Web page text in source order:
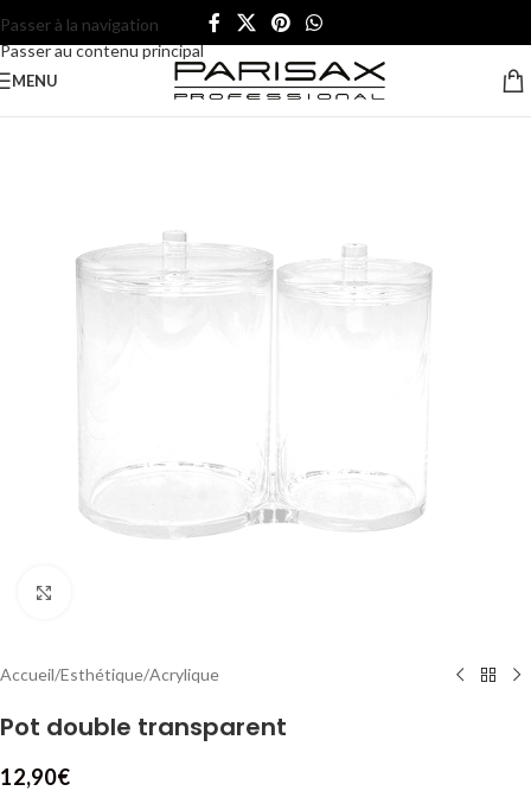
Passer à la navigation
Passer au contenu principal
MENU
Accueil/Esthétique/Acrylique
Pot double transparent
12,90€